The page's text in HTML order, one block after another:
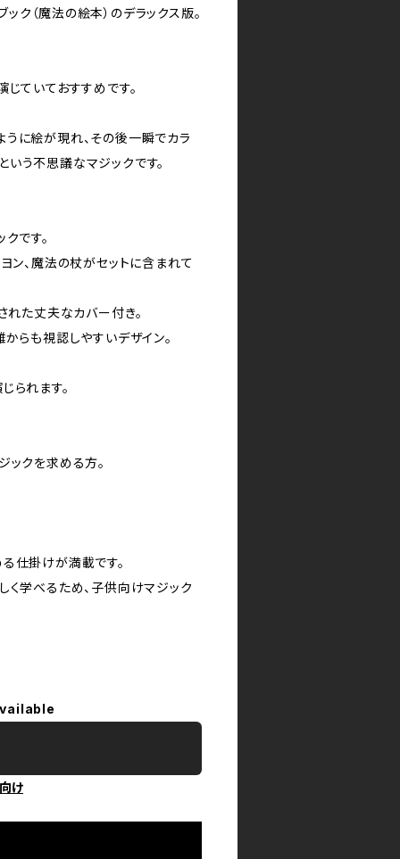
ク（魔法の絵本）のデラックス版。
ていておすすめです。
に絵が現れ、その後一瞬でカラ
う不思議なマジックです。
です。
ン、魔法の杖がセットに含まれて
れた丈夫なカバー付き。
らも視認しやすいデザイン。
られます。
ックを求める方。
仕掛けが満載です。
く学べるため、子供向けマジック
け